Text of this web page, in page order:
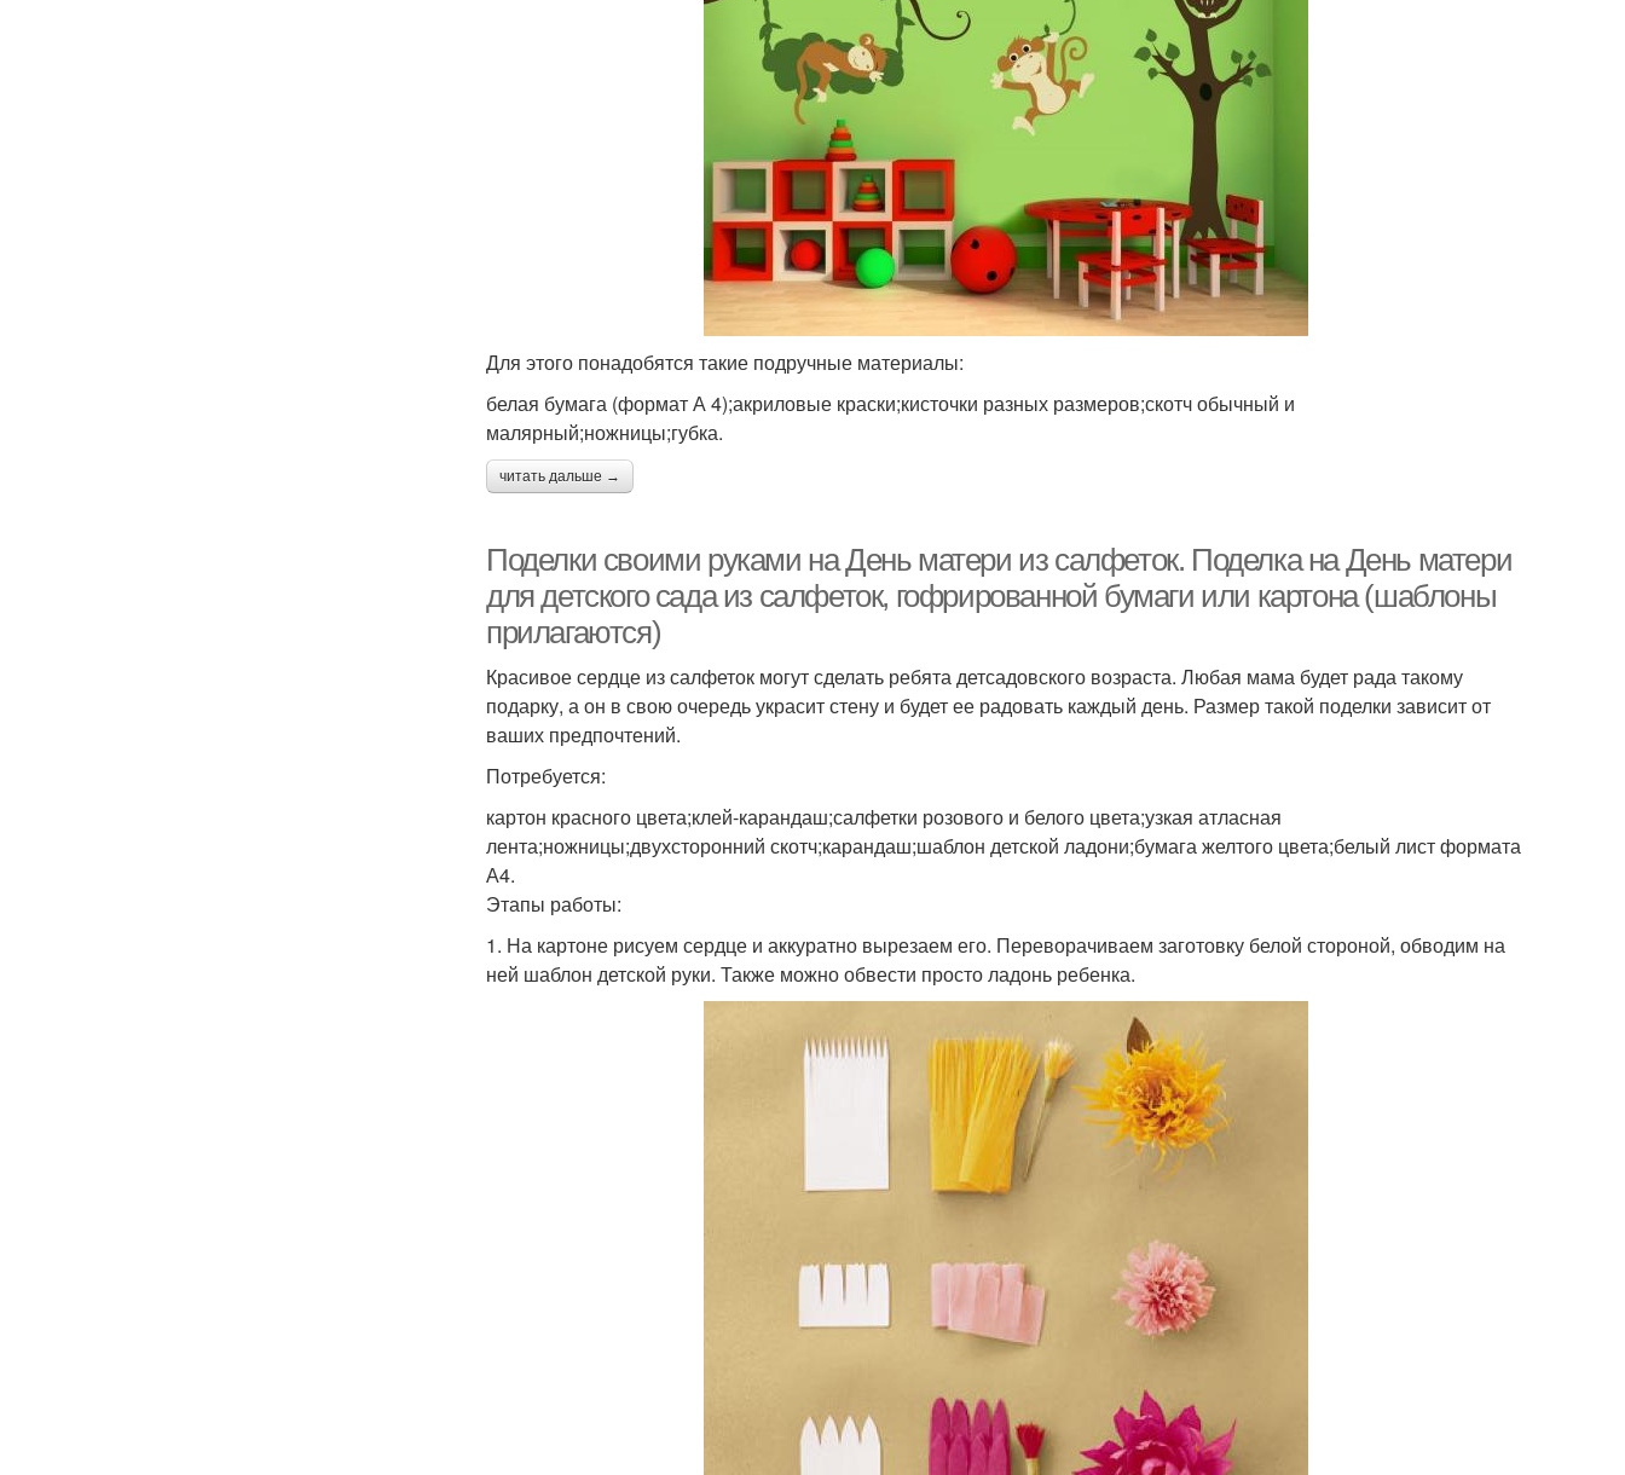
Для этого понадобятся такие подручные материалы:
белая бумага (формат А 4);акриловые краски;кисточки разных размеров;скотч обычный и
малярный;ножницы;губка.
читать дальше →
Поделки своими руками на День матери из салфеток. Поделка на День матери
для детского сада из салфеток, гофрированной бумаги или картона (шаблоны
прилагаются)
Красивое сердце из салфеток могут сделать ребята детсадовского возраста. Любая мама будет рада такому
подарку, а он в свою очередь украсит стену и будет ее радовать каждый день. Размер такой поделки зависит от
ваших предпочтений.
Потребуется:
картон красного цвета;клей-карандаш;салфетки розового и белого цвета;узкая атласная
лента;ножницы;двухсторонний скотч;карандаш;шаблон детской ладони;бумага желтого цвета;белый лист формата
А4.
Этапы работы:
1. На картоне рисуем сердце и аккуратно вырезаем его. Переворачиваем заготовку белой стороной, обводим на
ней шаблон детской руки. Также можно обвести просто ладонь ребенка.